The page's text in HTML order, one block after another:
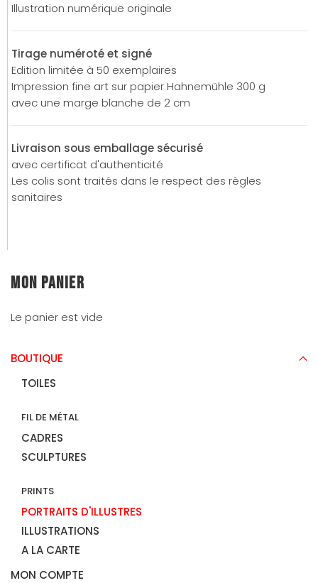
Illustration numérique originale
Tirage numéroté et signé
Edition limitée à 50 exemplaires
Impression fine art sur papier Hahnemühle 300 g
avec une marge blanche de 2 cm
Livraison sous emballage sécurisé
avec certificat d'authenticité
Les colis sont traités dans le respect des règles
sanitaires
Mon panier
Le panier est vide
BOUTIQUE
TOILES
FIL DE MÉTAL
CADRES
SCULPTURES
PRINTS
PORTRAITS D'ILLUSTRES
ILLUSTRATIONS
A LA CARTE
MON COMPTE